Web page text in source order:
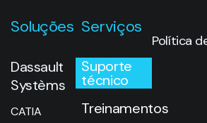
Soluções
Dassault
Systèms
CATIA
Serviços
Suporte
técnico
Treinamentos
Política